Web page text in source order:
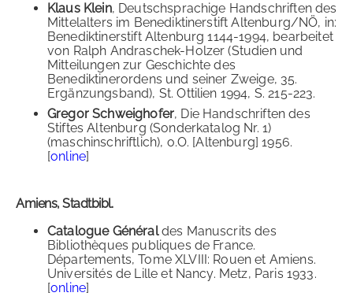
Klaus Klein, Deutschsprachige Handschriften des
Mittelalters im Benediktinerstift Altenburg/NÖ, in:
Benediktinerstift Altenburg 1144-1994, bearbeitet
von Ralph Andraschek-Holzer (Studien und
Mitteilungen zur Geschichte des
Benediktinerordens und seiner Zweige, 35.
Ergänzungsband), St. Ottilien 1994, S. 215-223.
Gregor Schweighofer, Die Handschriften des
Stiftes Altenburg (Sonderkatalog Nr. 1)
(maschinschriftlich), o.O. [Altenburg] 1956.
[online]
Amiens, Stadtbibl.
Catalogue Généraldes Manuscrits des
Bibliothèques publiques de France.
Départements, Tome XLVIII: Rouen et Amiens.
Universités de Lille et Nancy. Metz, Paris 1933.
[online]